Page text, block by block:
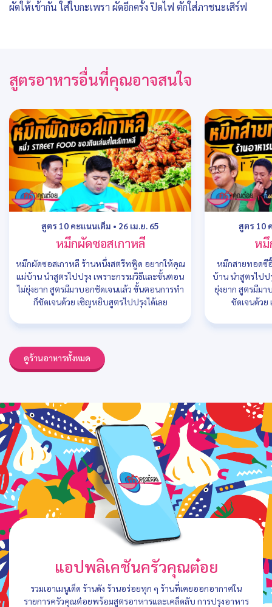
ผัดให้เข้ากัน ใส่ใบกะเพรา ผัดอีกครั้ง ปิดไฟ ตักใส่ภาชนะเสิร์ฟ
สูตรอาหารอื่นที่คุณอาจสนใจ
สูตร 10 คะแนนเต็ม • 26 เม.ย. 65
หมึกผัดซอสเกาหลี
หมึกผัดซอสเกาหลี ร้านหนึ่งสตรีทฟู๊ด อยากให้คุณ
แม่บ้าน นำสูตรไปปรุง เพราะกรรมวิธีและขั้นตอน
ไม่ยุ่งยาก สูตรมีมาบอกชัดเจนแล้ว ขั้นตอนการทำ
ก็ชัดเจนด้วย เชิญหยิบสูตรไปปรุงได้เลย
สูตร 10
หมึ
หมึกสายทอดซี
บ้าน นำสูตรไปป
ยุ่งยาก สูตรมีม
ชัดเจนด้วย
ดูร้านอาหารทั้งหมด
แอปพลิเคชันครัวคุณต๋อย
รวมเอาเมนูเด็ด ร้านดัง ร้านอร่อยทุก ๆ ร้านที่เคยออกอากาศใน
รายการครัวคุณต๋อยพร้อมสูตรอาหารและเคล็ดลับ การปรุงอาหาร